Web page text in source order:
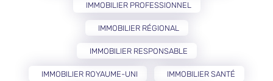
IMMOBILIER PROFESSIONNEL
IMMOBILIER RÉGIONAL
IMMOBILIER RESPONSABLE
IMMOBILIER ROYAUME-UNI IMMOBILIER SANTÉ